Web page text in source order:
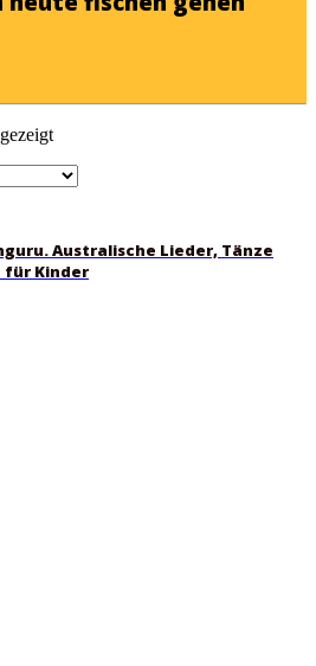
Australische Lieder, Tänze
für Kinder